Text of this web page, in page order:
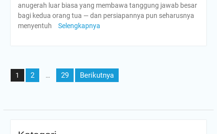
anugerah luar biasa yang membawa tanggung jawab besar
bagi kedua orang tua — dan persiapannya pun seharusnya
menyentuh
Selengkapnya
Paginasi
pos
1 2 … 29 Berikutnya